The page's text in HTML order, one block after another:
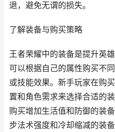
退，避免无谓的损失。
了解装备与购买策略
王者荣耀中的装备是提升英
可以根据自己的属性购买不
或技能效果。新手玩家在购
置和角色需求来选择合适的
购买增加生活值和防御的装
步法术强度和冷却缩减的装